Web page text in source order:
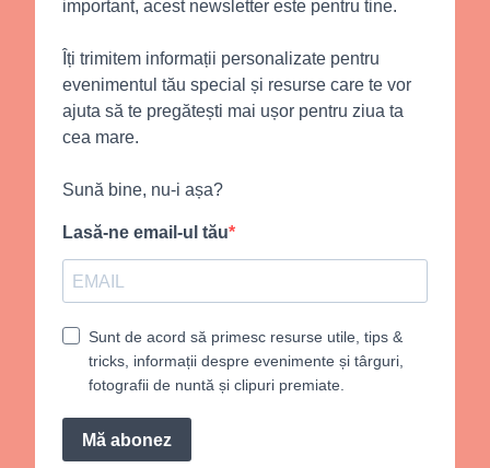
important, acest newsletter este pentru tine.
Îți trimitem informații personalizate pentru
evenimentul tău special și resurse care te vor
ajuta să te pregătești mai ușor pentru ziua ta
cea mare.
Sună bine, nu-i așa?
Lasă-ne email-ul tău
Sunt de acord să primesc resurse utile, tips &
tricks, informații despre evenimente și târguri,
fotografii de nuntă și clipuri premiate.
Mă abonez